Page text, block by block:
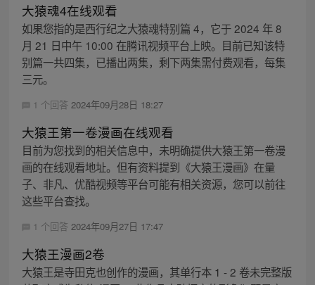
大猿魂4在线观看
如果您指的是西行纪之大猿魂特别篇 4，它于 2024 年 8
月 21 日中午 10:00 在腾讯视频平台上映。目前已知该特
别篇一共四集，已播出两集，剩下两集需付费观看，每集
三元。
1 个回答 2024年09月28日 18:27
大猿王第一卷漫画在线观看
目前为您找到的相关信息中，未明确提供大猿王第一卷漫
画的在线观看地址。但有资料提到《大猿王漫画》在量
子、非凡、优酷视频等平台可能有相关资源，您可以前往
这些平台查找。
1 个回答 2024年09月27日 17:47
大猿王漫画2卷
大猿王是寺田克也创作的漫画，其单行本 1 - 2 卷未完整版